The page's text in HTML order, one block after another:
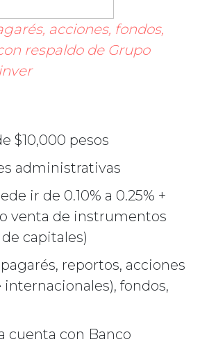
acciones, fondos,
respaldo de Grupo
$10,000 pesos
administrativas
ir de 0.10% a 0.25% +
venta de instrumentos
capitales)
reportos, acciones
internacionales), fondos,
cuenta con Banco